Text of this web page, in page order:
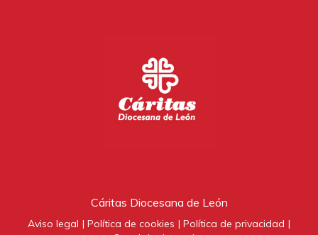
Cáritas Diocesana de León
Aviso legal Política de cookies
Política de privacidad